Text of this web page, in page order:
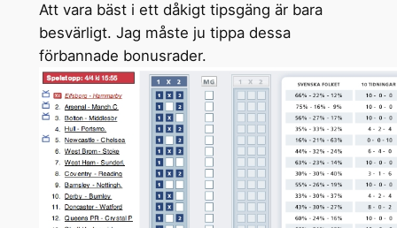
Att vara bäst i ett dåkigt tipsgäng är bara
besvärligt. Jag måste ju tippa dessa
förbannade bonusrader.